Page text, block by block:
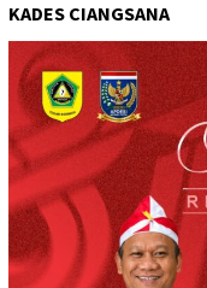
KADES CIANGSANA